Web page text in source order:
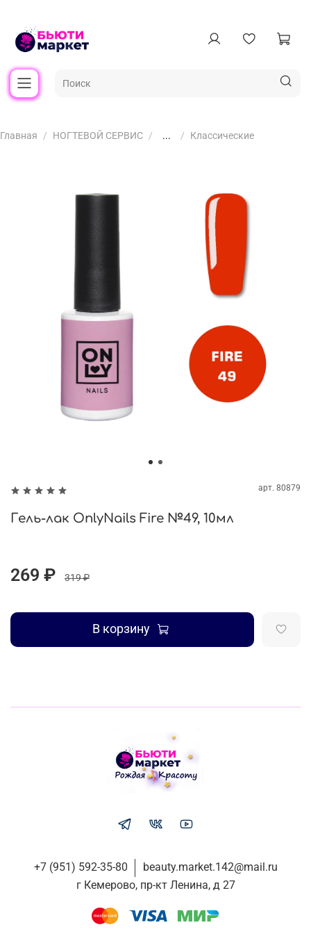
Главная НОГТЕВОЙ СЕРВИС ... Классические
арт. 80879
Гель-лак OnlyNails Fire №49, 10мл
269 ₽ 319 ₽
В корзину
+7 (951) 592-35-80
beauty.market.142@mail.ru
г Кемерово, пр-кт Ленина, д 27